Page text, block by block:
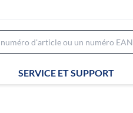
SERVICE ET SUPPORT